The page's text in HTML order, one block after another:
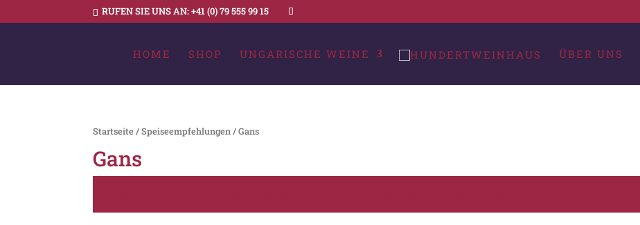
RUFEN SIE UNS AN:+41 (0) 79 555 99 15
HOME SHOP UNGARISCHE WEINE ÜBER UNS
Startseite/Speiseempfehlungen / Gans
Gans